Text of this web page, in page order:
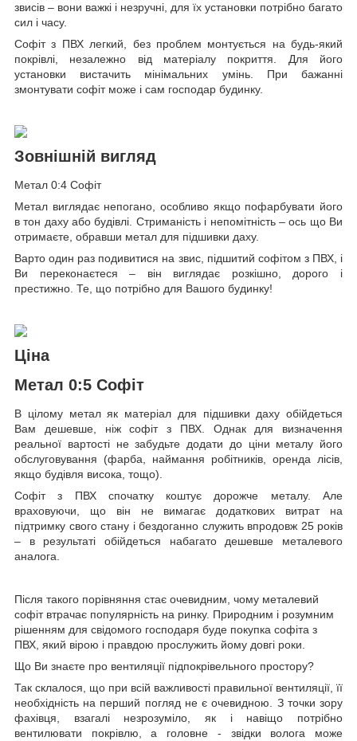
звисів – вони важкі і незручні, для їх установки потрібно багато
сил і часу.
Софіт з ПВХ легкий, без проблем монтується на будь-який
покрівлі, незалежно від матеріалу покриття. Для його
установки вистачить мінімальних умінь. При бажанні
змонтувати софіт може і сам господар будинку.
Зовнішній вигляд
Метал 0:4 Софіт
Метал виглядає непогано, особливо якщо пофарбувати його
в тон даху або будівлі. Стриманість і непомітність – ось що Ви
отримаєте, обравши метал для підшивки даху.
Варто один раз подивитися на звис, підшитий софітом з ПВХ, і
Ви переконаєтеся – він виглядає розкішно, дорого і
престижно. Те, що потрібно для Вашого будинку!
Ціна
Метал 0:5 Софіт
В цілому метал як матеріал для підшивки даху обійдеться
Вам дешевше, ніж софіт з ПВХ. Однак для визначення
реальної вартості не забудьте додати до ціни металу його
обслуговування (фарба, наймання робітників, оренда лісів,
якщо будівля висока, тощо).
Софіт з ПВХ спочатку коштує дорожче металу. Але
враховуючи, що він не вимагає додаткових витрат на
підтримку свого стану і бездоганно служить впродовж 25 років
– в результаті обійдеться набагато дешевше металевого
аналога.
Після такого порівняння стає очевидним, чому металевий
софіт втрачає популярність на ринку. Природним і розумним
рішенням для свідомого господаря буде покупка софіта з
ПВХ, який вірою і правдою прослужить йому довгі роки.
Що Ви знаєте про вентиляції підпокрівельного простору?
Так склалося, що при всій важливості правильної вентиляції, її
необхідність на перший погляд не є очевидною. З точки зору
фахівця, взагалі незрозуміло, як і навіщо потрібно
вентилювати покрівлю, а головне - звідки волога може